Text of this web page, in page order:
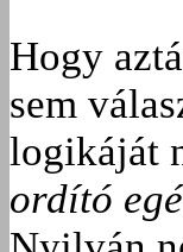
Hogy
sem
logikáját
ordító